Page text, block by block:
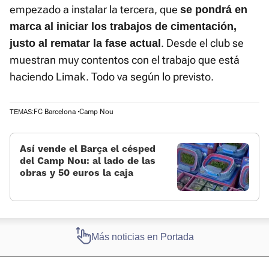
empezado a instalar la tercera, que se pondrá en
marca al iniciar los trabajos de cimentación,
justo al rematar la fase actual . Desde el club se
muestran muy contentos con el trabajo que está
haciendo Limak. Todo va según lo previsto.
TEMAS: FC Barcelona Camp Nou
Así vende el Barça el césped
del Camp Nou: al lado de las
obras y 50 euros la caja
Más noticias en Portada